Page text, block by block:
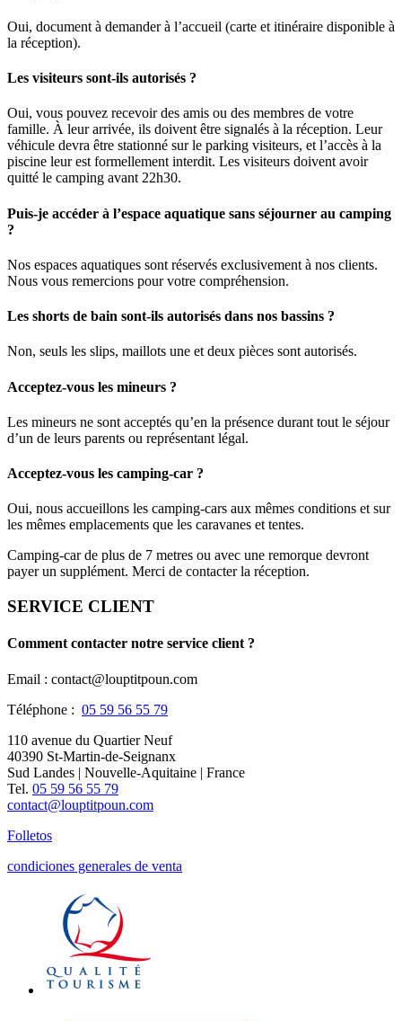
Oui, document à demander à l’accueil (carte et itinéraire disponible à
la réception).
Les visiteurs sont-ils autorisés ?
Oui, vous pouvez recevoir des amis ou des membres de votre
famille. À leur arrivée, ils doivent être signalés à la réception. Leur
véhicule devra être stationné sur le parking visiteurs, et l’accès à la
piscine leur est formellement interdit. Les visiteurs doivent avoir
quitté le camping avant 22h30.
Puis-je accéder à l’espace aquatique sans séjourner au camping
?
Nos espaces aquatiques sont réservés exclusivement à nos clients.
Nous vous remercions pour votre compréhension.
Les shorts de bain sont-ils autorisés dans nos bassins ?
Non, seuls les slips, maillots une et deux pièces sont autorisés.
Acceptez-vous les mineurs ?
Les mineurs ne sont acceptés qu’en la présence durant tout le séjour
d’un de leurs parents ou représentant légal.
Acceptez-vous les camping-car ?
Oui, nous accueillons les camping-cars aux mêmes conditions et sur
les mêmes emplacements que les caravanes et tentes.
Camping-car de plus de 7 metres ou avec une remorque devront
payer un supplément. Merci de contacter la réception.
SERVICE CLIENT
Comment contacter notre service client ?
Email : contact@louptitpoun.com
Téléphone : 05 59 56 55 79
110 avenue du Quartier Neuf
40390 St-Martin-de-Seignanx
Sud Landes | Nouvelle-Aquitaine | France
Tel. 05 59 56 55 79
contact@louptitpoun.com
Folletos
condiciones generales de venta